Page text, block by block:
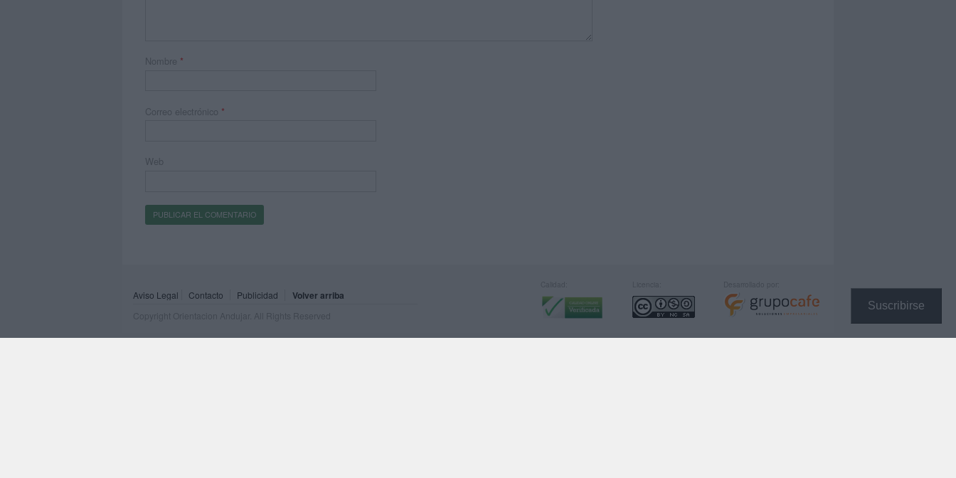
Suscribirse
Nombre *
Correo electrónico *
Web
Aviso Legal Contacto Publicidad Volver arriba